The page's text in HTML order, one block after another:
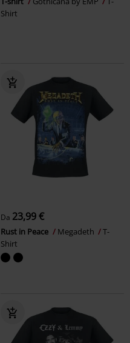
Shirt
Da 23,99 €
Rust in Peace Megadeth
T-
Shirt